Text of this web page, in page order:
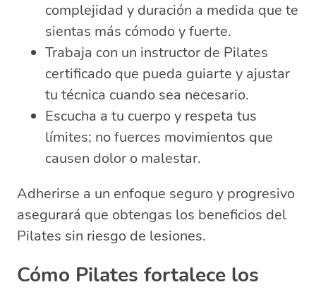
complejidad y duración a medida que te
sientas más cómodo y fuerte.
Trabaja con un instructor de Pilates
certificado que pueda guiarte y ajustar
tu técnica cuando sea necesario.
Escucha a tu cuerpo y respeta tus
límites; no fuerces movimientos que
causen dolor o malestar.
Adherirse a un enfoque seguro y progresivo
asegurará que obtengas los beneficios del
Pilates sin riesgo de lesiones.
Cómo Pilates fortalece los